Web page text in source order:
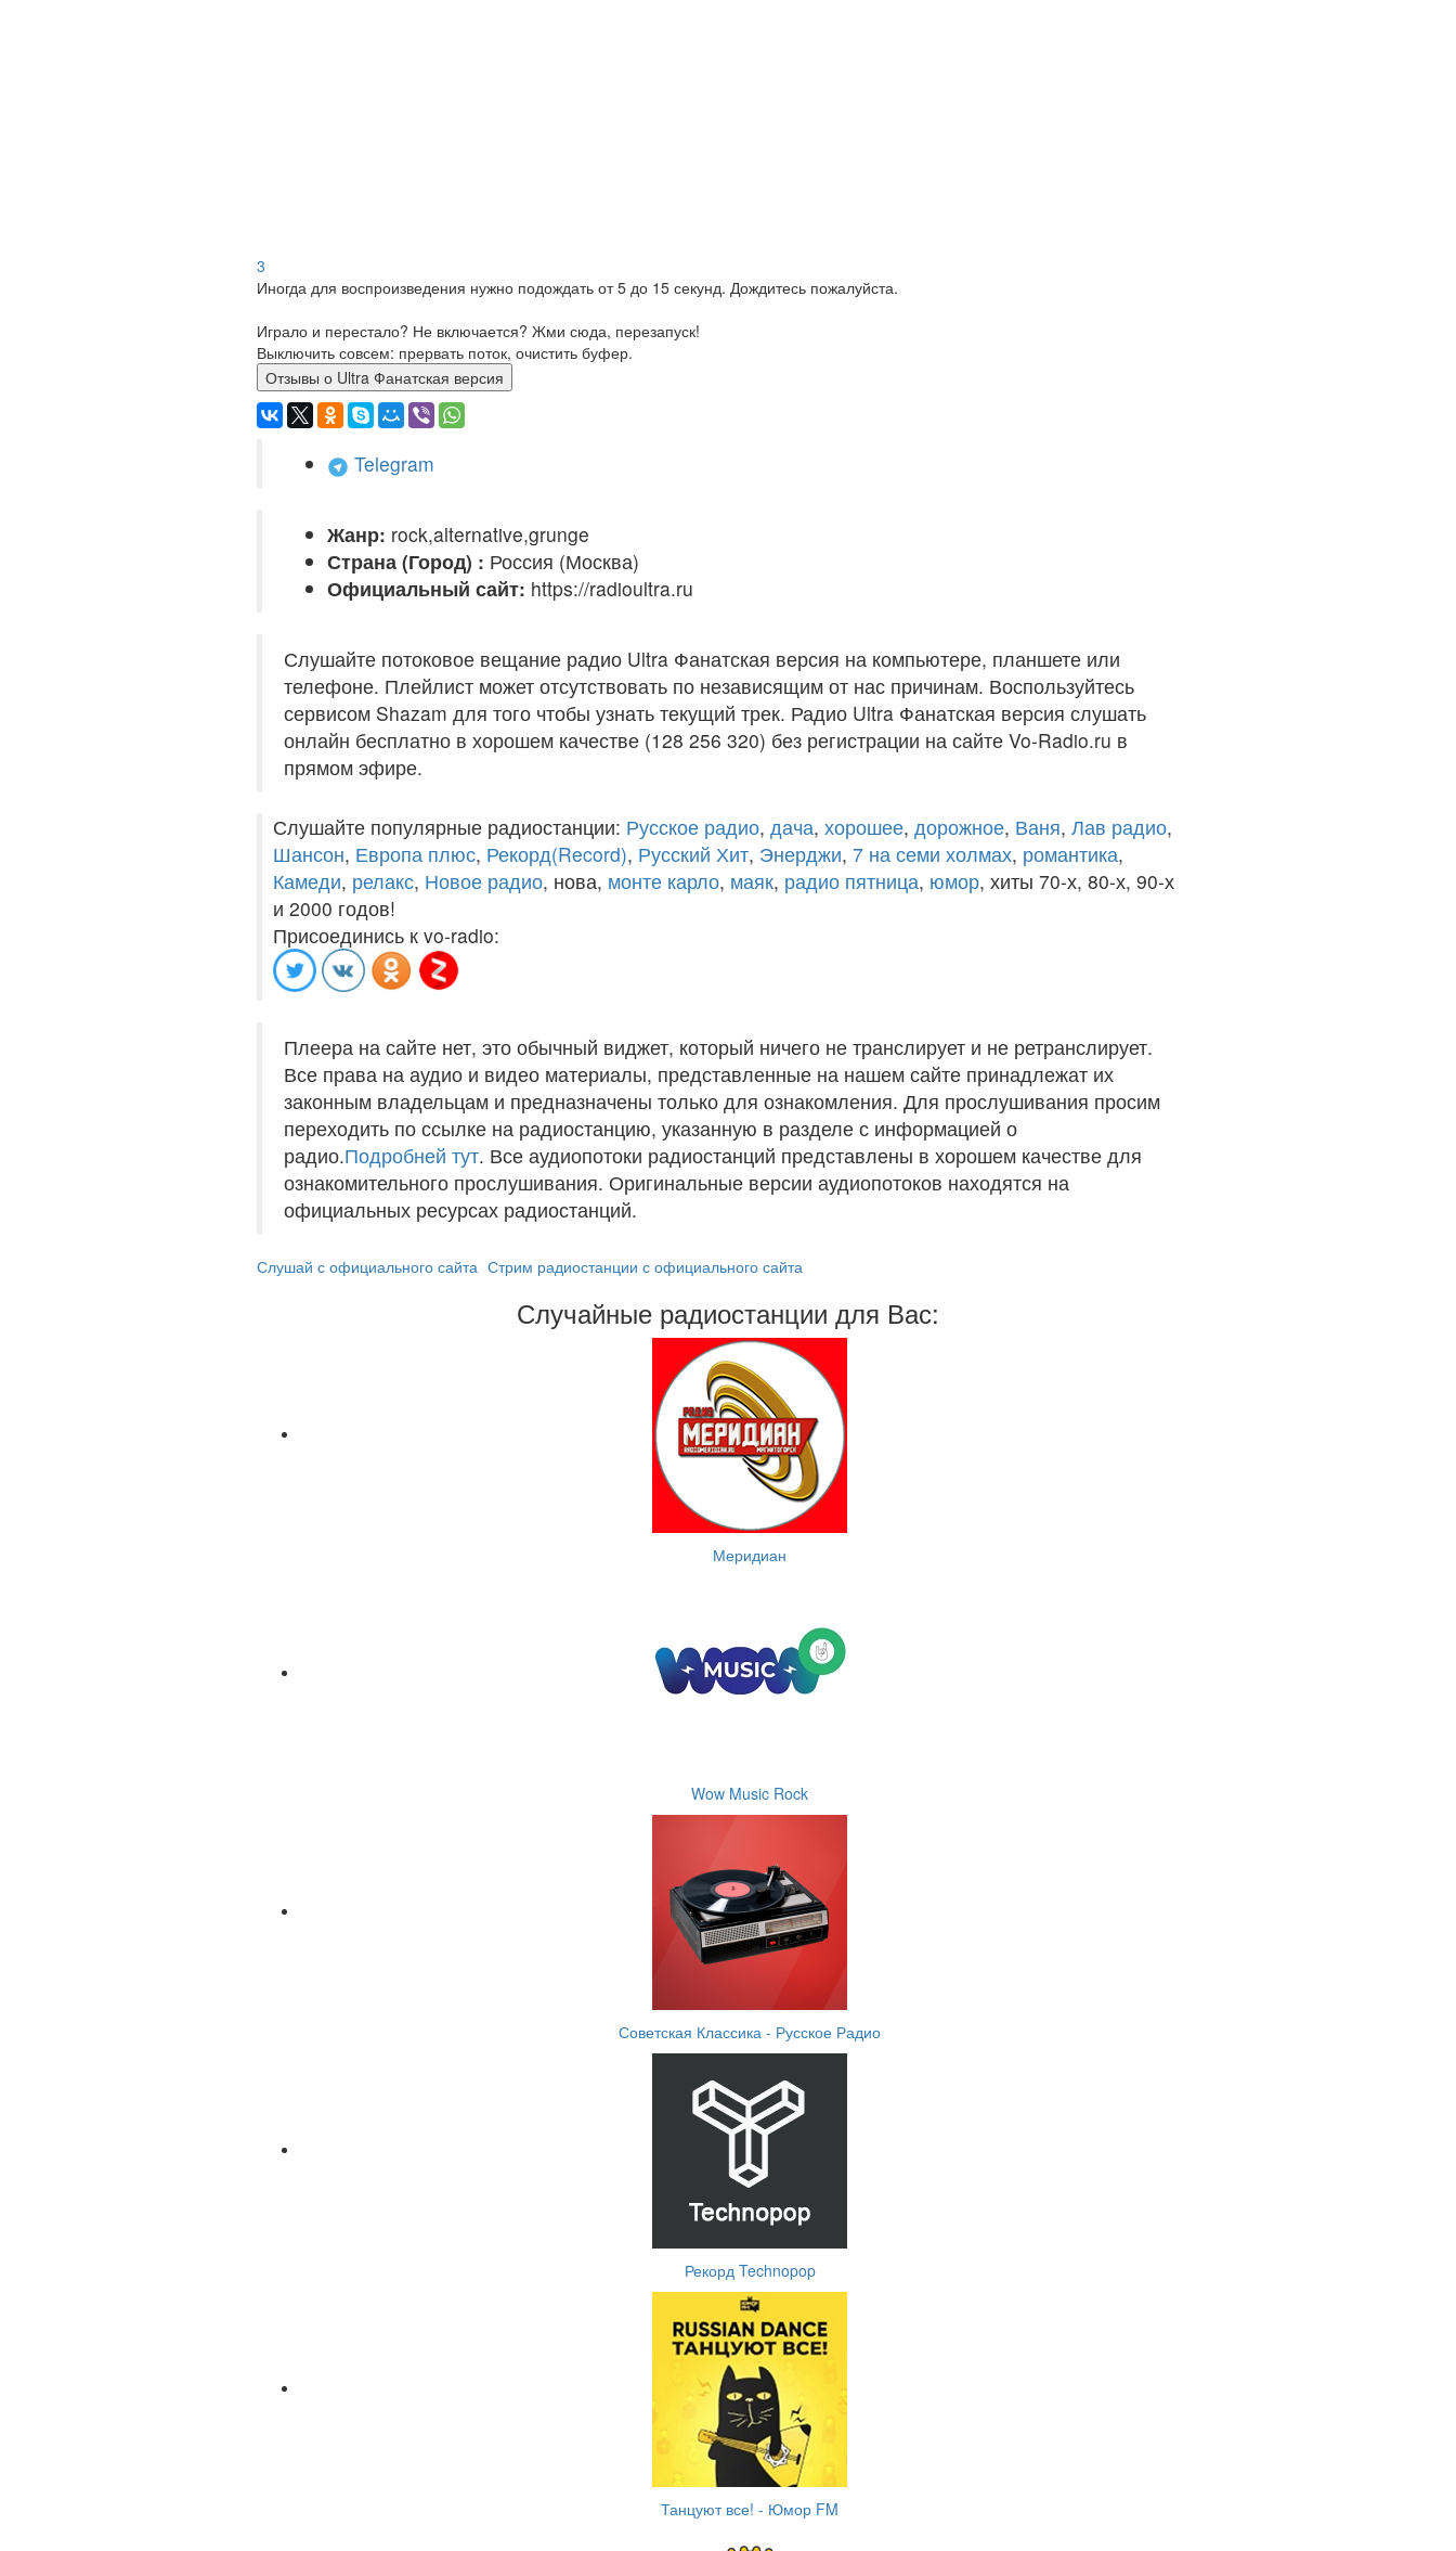
3
Иногда для воспроизведения нужно подождать от 5 до 15 секунд. Дождитесь пожалуйста.
Играло и перестало? Не включается? Жми сюда, перезапуск!
Выключить совсем: прервать поток, очистить буфер.
Отзывы о Ultra Фанатская версия
Telegram
Жанр: rock,alternative,grunge
Страна (Город) : Россия (Москва)
Официальный сайт: https://radioultra.ru
Слушайте потоковое вещание радио Ultra Фанатская версия на компьютере, планшете или
телефоне. Плейлист может отсутствовать по независящим от нас причинам. Воспользуйтесь
сервисом Shazam для того чтобы узнать текущий трек. Радио Ultra Фанатская версия слушать
онлайн бесплатно в хорошем качестве (128 256 320) без регистрации на сайте Vo-Radio.ru в
прямом эфире.
Слушайте популярные радиостанции: Русское радио, дача, хорошее, дорожное, Ваня, Лав радио,
Шансон, Европа плюс, Рекорд(Record), Русский Хит, Энерджи, 7 на семи холмах, романтика,
Камеди, релакс, Новое радио, нова, монте карло, маяк, радио пятница, юмор, хиты 70-х, 80-х, 90-х
и 2000 годов!
Присоединись к vo-radio:
Плеера на сайте нет, это обычный виджет, который ничего не транслирует и не ретранслирует.
Все права на аудио и видео материалы, представленные на нашем сайте принадлежат их
законным владельцам и предназначены только для ознакомления. Для прослушивания просим
переходить по ссылке на радиостанцию, указанную в разделе с информацией о
радио.Подробней тут. Все аудиопотоки радиостанций представлены в хорошем качестве для
ознакомительного прослушивания. Оригинальные версии аудиопотоков находятся на
официальных ресурсах радиостанций.
Слушай с официального сайта Стрим радиостанции с официального сайта
Случайные радиостанции для Вас:
Меридиан
Wow Music Rock
Советская Классика - Русское Радио
Рекорд Technopop
Танцуют все! - Юмор FM